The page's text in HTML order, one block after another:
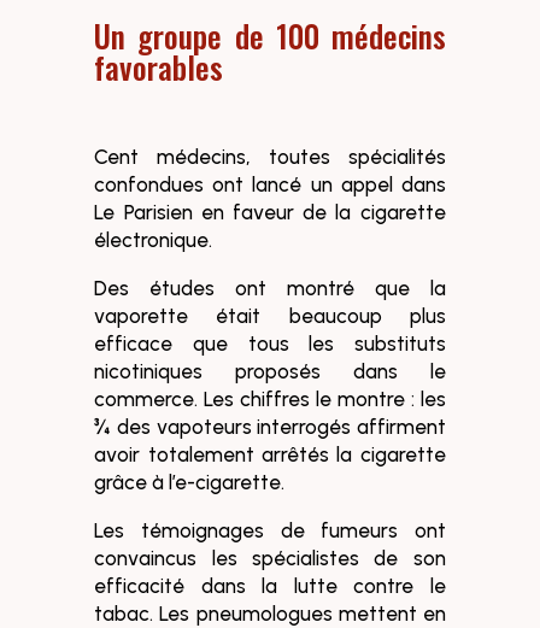
Un groupe de 100 médecins
favorables
Cent médecins, toutes spécialités
confondues ont lancé un appel dans
Le Parisien en faveur de la cigarette
électronique.
Des études ont montré que la
vaporette était beaucoup plus
efficace que tous les substituts
nicotiniques proposés dans le
commerce. Les chiffres le montre : les
¾ des vapoteurs interrogés affirment
avoir totalement arrêtés la cigarette
grâce à l’e-cigarette.
Les témoignages de fumeurs ont
convaincus les spécialistes de son
efficacité dans la lutte contre le
tabac. Les pneumologues mettent en